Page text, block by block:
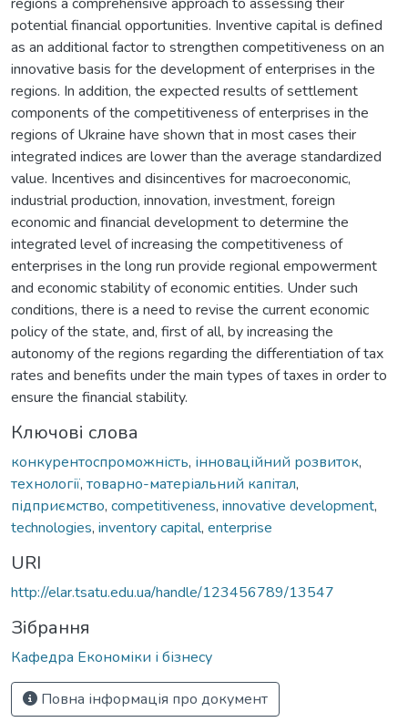
potential financial opportunities. Inventive capital is defined
as an additional factor to strengthen competitiveness on an
innovative basis for the development of enterprises in the
regions. In addition, the expected results of settlement
components of the competitiveness of enterprises in the
regions of Ukraine have shown that in most cases their
integrated indices are lower than the average standardized
value. Incentives and disincentives for macroeconomic,
industrial production, innovation, investment, foreign
economic and financial development to determine the
integrated level of increasing the competitiveness of
enterprises in the long run provide regional empowerment
and economic stability of economic entities. Under such
conditions, there is a need to revise the current economic
policy of the state, and, first of all, by increasing the
autonomy of the regions regarding the differentiation of tax
rates and benefits under the main types of taxes in order to
ensure the financial stability.
Ключові слова
конкурентоспроможність, інноваційний розвиток,
технології, товарно-матеріальний капітал,
підприємство, competitiveness, innovative development,
technologies, inventory capital, enterprise
URI
http://elar.tsatu.edu.ua/handle/123456789/13547
Зібрання
Кафедра Економіки і бізнесу
Повна інформація про документ